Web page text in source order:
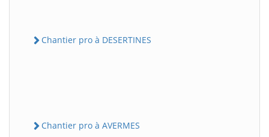
Chantier pro à DESERTINES
Chantier pro à AVERMES